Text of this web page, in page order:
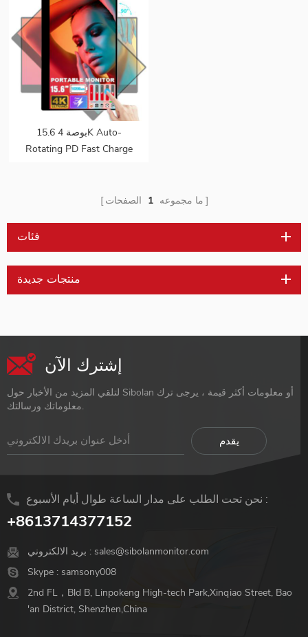
15.6 بوصة 4K Auto-
Rotating PD Fast Charge
Touch Portable Monitor
ما مجموعه 1 الصفحات
فئات
منتجات جديدة
إشترك الآن
لتلقي المزيد من الأخبار حول Sibolan أو معلومات أكثر قيمة ، يرجى ترك
معلوماتك ورسالتك.
نحن تحت الطلب على مدار الساعة طوال أيام الأسبوع :
+8613714377152
بريد الالكتروني : sales@sibolanmonitor.com
Skype : samsony008
2nd FL，Bld B, Linpokeng High-tech Park,Xinqiao Street, Bao
'an District, Shenzhen,China